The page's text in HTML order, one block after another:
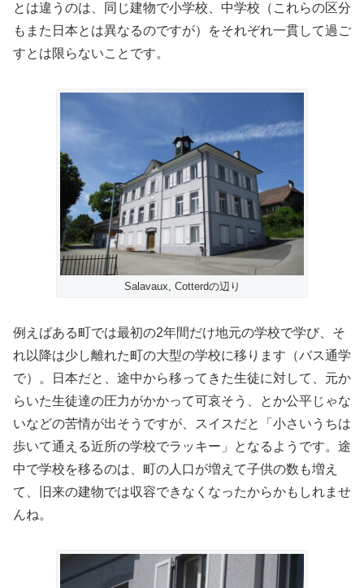
とは違うのは、同じ建物で小学校、中学校（これらの区分
もまた日本とは異なるのですが）をそれぞれ一貫して過ご
すとは限らないことです。
Salavaux, Cotterdの辺り
例えばある町では最初の2年間だけ地元の学校で学び、そ
れ以降は少し離れた町の大型の学校に移ります（バス通学
で）。日本だと、途中から移ってきた生徒に対して、元か
らいた生徒達の圧力がかかって可哀そう、とか公平じゃな
いなどの苦情が出そうですが、スイスだと「小さいうちは
歩いて通える近所の学校でラッキー」となるようです。途
中で学校を移るのは、町の人口が増えて子供の数も増え
て、旧来の建物では収容できなくなったからかもしれませ
んね。